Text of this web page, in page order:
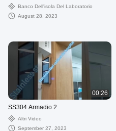
Banco Dell'isola Del Laboratorio
August 28, 2023
00:26
SS304 Armadio 2
Altri Video
September 27, 2023